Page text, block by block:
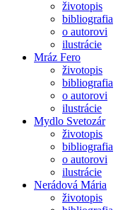
životopis
bibliografia
o autorovi
ilustrácie
Mráz Fero
životopis
bibliografia
o autorovi
ilustrácie
Mydlo Svetozár
životopis
bibliografia
o autorovi
ilustrácie
Nerádová Mária
životopis